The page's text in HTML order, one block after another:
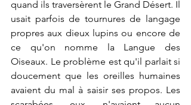
quand ils traversèrent le Grand Désert. Il
usait parfois de tournures de langage
propres aux dieux lupins ou encore de
ce qu'on nomme la Langue des
Oiseaux. Le problème est qu'il parlait si
doucement que les oreilles humaines
avaient du mal à saisir ses propos. Les